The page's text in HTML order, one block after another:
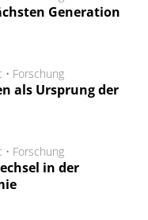
Generation
• Forschung
als Ursprung der
• Forschung
in der